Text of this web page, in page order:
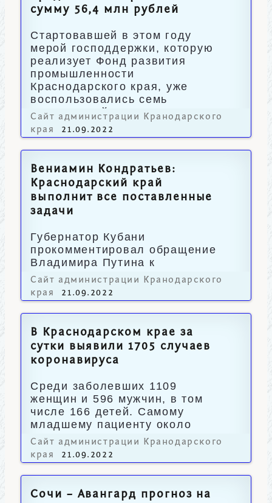
сумму 56,4 млн рублей
Стартовавшей в этом году
мерой господдержки, которую
реализует Фонд развития
промышленности
Краснодарского края, уже
воспользовались семь
предприятий.
Сайт администрации Кранодарского
края
21.09.2022
Вениамин Кондратьев:
Краснодарский край
выполнит все поставленные
задачи
Губернатор Кубани
прокомментировал обращение
Владимира Путина к
россиянам.
Сайт администрации Кранодарского
края
21.09.2022
В Краснодарском крае за
сутки выявили 1705 случаев
коронавируса
Среди заболевших 1109
женщин и 596 мужчин, в том
числе 166 детей. Самому
младшему пациенту около
месяца, а старшему – 87 лет.
Сайт администрации Кранодарского
края
21.09.2022
Сочи – Авангард прогноз на